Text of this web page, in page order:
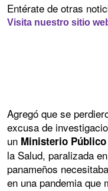
Entérate de otras
Visita nuestro sitio
Agregó que se
excusa de
un Ministerio Público
la Salud, paralizada
panameños
en una pandemia que